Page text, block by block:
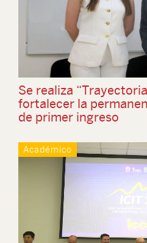
Se realiza
fortalecer la
de primer ingreso
Académico